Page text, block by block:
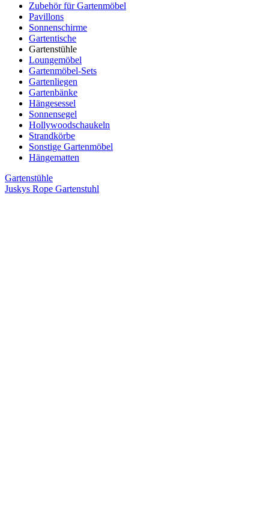
Zubehör für Gartenmöbel
Pavillons
Sonnenschirme
Gartentische
Gartenstühle
Loungemöbel
Gartenmöbel-Sets
Gartenliegen
Gartenbänke
Hängesessel
Sonnensegel
Hollywoodschaukeln
Strandkörbe
Sonstige Gartenmöbel
Hängematten
Gartenstühle
Juskys Rope Gartenstuhl